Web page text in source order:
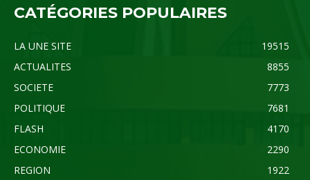
CATÉGORIES POPULAIRES
LA UNE SITE
19515
ACTUALITES
8855
SOCIETE
7773
POLITIQUE
7681
FLASH
4170
ECONOMIE
2290
REGION
1922